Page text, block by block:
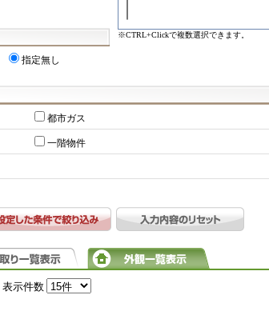
指定無し
※CTRL+Clickで複数選択できます。
都市ガス
一階物件
表示件数